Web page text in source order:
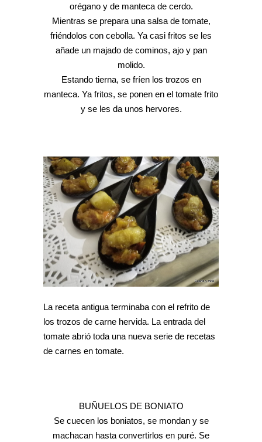
orégano y de manteca de cerdo.
Mientras se prepara una salsa de tomate,
friéndolos con cebolla. Ya casi fritos se les
añade un majado de cominos, ajo y pan
molido.
Estando tierna, se fríen los trozos en
manteca. Ya fritos, se ponen en el tomate frito
y se les da unos hervores.
La receta antigua terminaba con el refrito de
los trozos de carne hervida. La entrada del
tomate abrió toda una nueva serie de recetas
de carnes en tomate.
BUÑUELOS DE BONIATO
Se cuecen los boniatos, se mondan y se
machacan hasta convertirlos en puré. Se